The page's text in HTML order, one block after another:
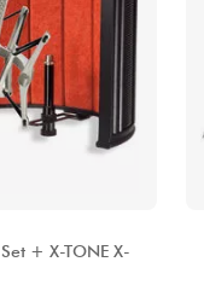
+ X-TONE X-